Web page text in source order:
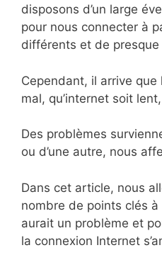
disposons d’un large
pour nous connecter à
différents et de presque
Cependant, il arrive
mal, qu’internet soit
Des problèmes
ou d’une autre, nous
Dans cet article, nous
nombre de points clés
aurait un problème et
la connexion Internet